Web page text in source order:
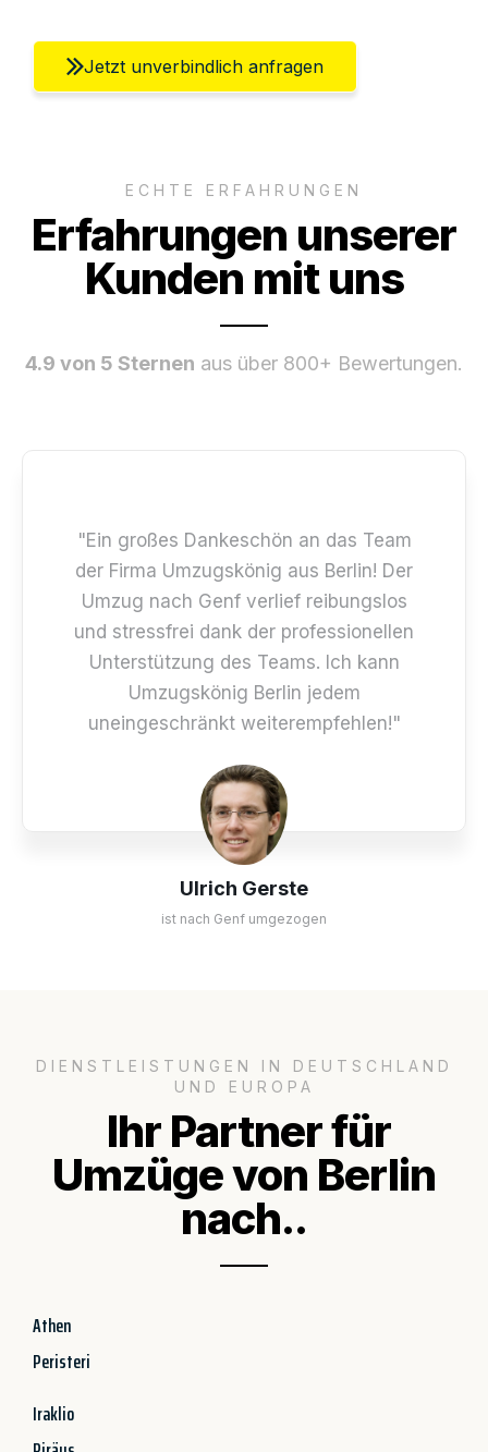
Jetzt unverbindlich anfragen
ECHTE ERFAHRUNGEN
Erfahrungen unserer
Kunden mit uns
4.9 von 5 Sternen aus über 800+ Bewertungen.
Ulrich Gerste
ist nach Genf umgezogen
"Ein großes Dankeschön an das Team
der Firma Umzugskönig aus Berlin! Der
Umzug nach Genf verlief reibungslos
und stressfrei dank der professionellen
Unterstützung des Teams. Ich kann
Umzugskönig Berlin jedem
uneingeschränkt weiterempfehlen!"
DIENSTLEISTUNGEN IN DEUTSCHLAND
UND EUROPA
Ihr Partner für
Umzüge von Berlin
nach..
Athen
Peristeri
Iraklio